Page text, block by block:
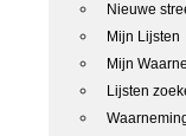
Nieuwe
Mijn Lijsten
Mijn
Lijsten